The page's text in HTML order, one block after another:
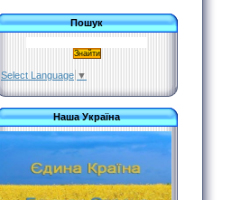
Пошук
Select Language ▼
Наша Україна